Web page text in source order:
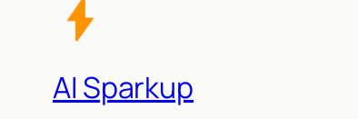
AI Sparkup